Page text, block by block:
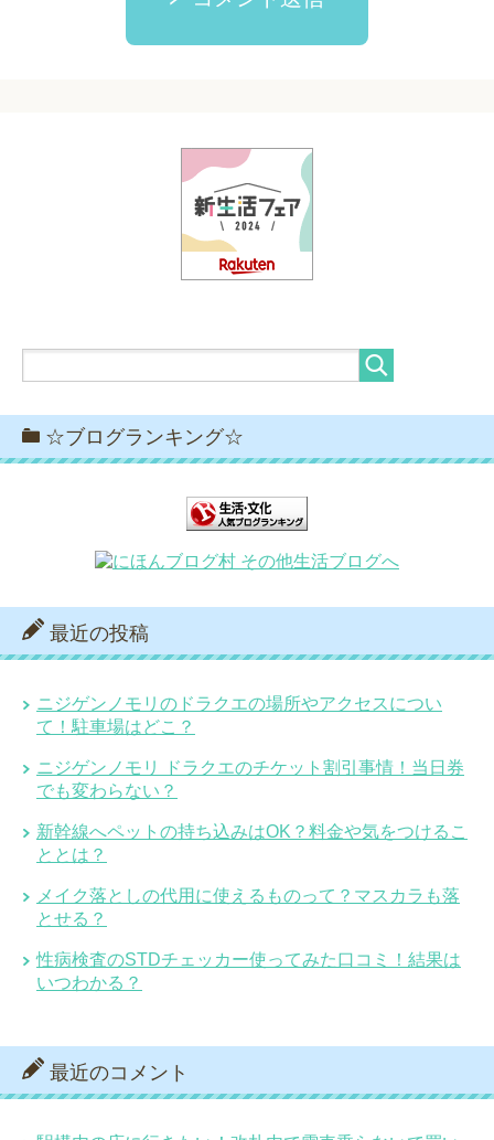
☆ブログランキング☆
最近の投稿
ニジゲンノモリのドラクエの場所やアクセスについ
て！駐車場はどこ？
ニジゲンノモリ ドラクエのチケット割引事情！当日券
でも変わらない？
新幹線へペットの持ち込みはOK？料金や気をつけるこ
ととは？
メイク落としの代用に使えるものって？マスカラも落
とせる？
性病検査のSTDチェッカー使ってみた口コミ！結果は
いつわかる？
最近のコメント